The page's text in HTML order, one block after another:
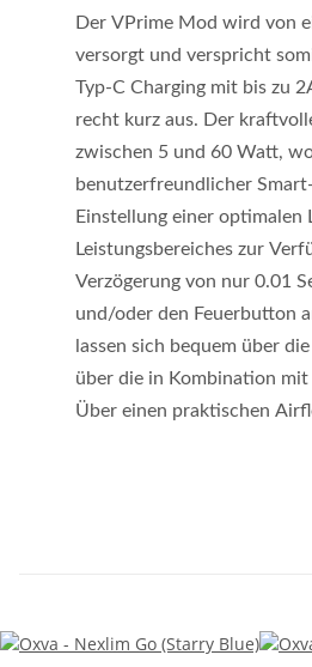
Der VPrime Mod wird von
versorgt und verspricht
Typ-C Charging mit bis zu
recht kurz aus. Der
zwischen 5 und 60 Watt,
benutzerfreundlicher
Einstellung einer optimalen
Leistungsbereiches zur
Verzögerung von nur 0.01
und/oder den Feuerbutton
lassen sich bequem über
über die in Kombination
Über einen praktischen